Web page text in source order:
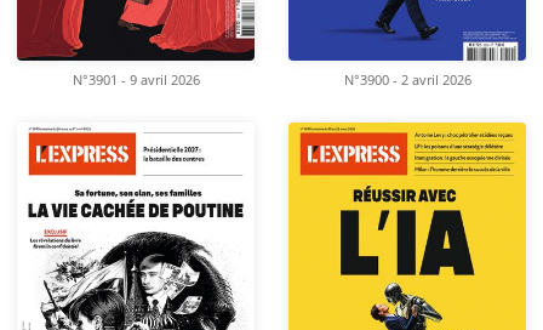
N°3901 - 9 avril 2026 N°3900 - 2 avril 2026